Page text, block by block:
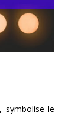
symbolise le